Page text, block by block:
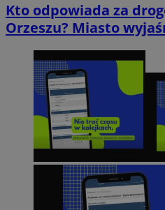
Kto odpowiada za
Orzeszu? Miasto